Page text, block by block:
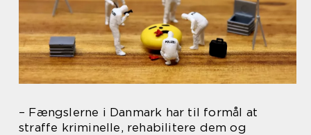
– Fængslerne i Danmark har til formål at
straffe kriminelle, rehabilitere dem og